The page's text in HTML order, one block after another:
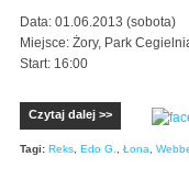
Data: 01.06.2013 (sobota)
Miejsce: Żory, Park
Start: 16:00
Czytaj dalej >>
Tagi: Reks, Edo G., Łona,